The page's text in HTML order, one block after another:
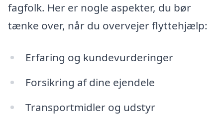
fagfolk. Her er nogle aspekter, du bør
tænke over, når du overvejer flyttehjælp:
Erfaring og kundevurderinger
Forsikring af dine ejendele
Transportmidler og udstyr